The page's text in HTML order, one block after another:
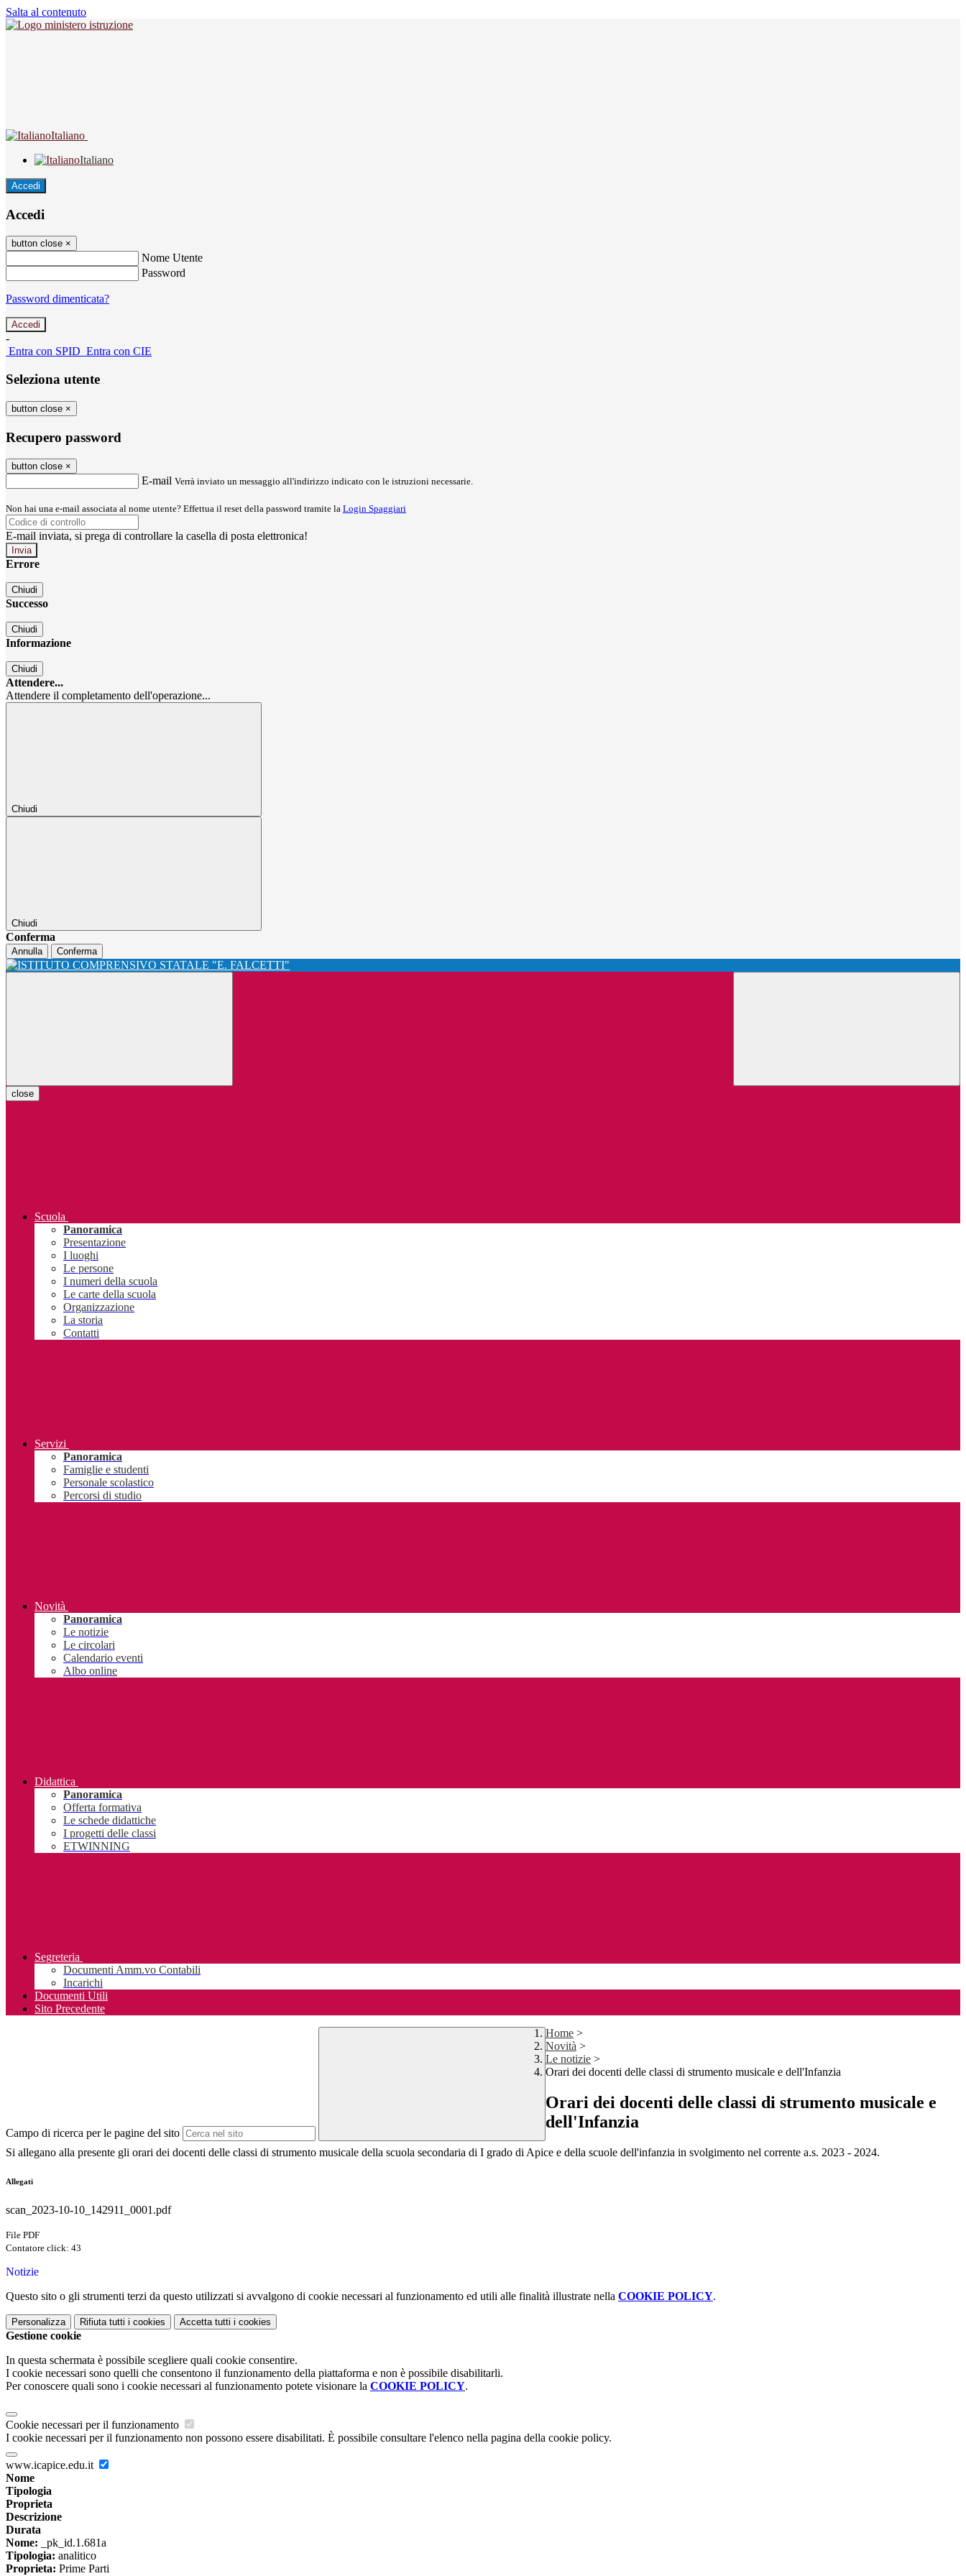
Salta al contenuto
Italiano
Italiano
Accedi
Accedi
button close ×
Nome Utente
Password
Password dimenticata?
-
Entra con SPID Entra con CIE
Seleziona utente
button close ×
Recupero password
button close ×
E-mail Verrà inviato un messaggio all'indirizzo indicato con le istruzioni necessarie.
Non hai una e-mail associata al nome utente? Effettua il reset della password tramite la Login Spaggiari
E-mail inviata, si prega di controllare la casella di posta elettronica!
Errore
Chiudi
Successo
Chiudi
Informazione
Chiudi
Attendere...
Attendere il completamento dell'operazione...
Chiudi
Chiudi
Conferma
Annulla Conferma
close
Scuola
Panoramica
Presentazione
I luoghi
Le persone
I numeri della scuola
Le carte della scuola
Organizzazione
La storia
Contatti
Servizi
Panoramica
Famiglie e studenti
Personale scolastico
Percorsi di studio
Novità
Panoramica
Le notizie
Le circolari
Calendario eventi
Albo online
Didattica
Panoramica
Offerta formativa
Le schede didattiche
I progetti delle classi
ETWINNING
Segreteria
Documenti Amm.vo Contabili
Incarichi
Documenti Utili
Sito Precedente
Campo di ricerca per le pagine del sito
Home >
Novità >
Le notizie >
Orari dei docenti delle classi di strumento musicale e dell'Infanzia
Orari dei docenti delle classi di strumento musicale e
dell'Infanzia
Si allegano alla presente gli orari dei docenti delle classi di strumento musicale della scuola secondaria di I grado di Apice e della scuole dell'infanzia in svolgimento nel corrente a.s. 2023 - 2024.
Allegati
scan_2023-10-10_142911_0001.pdf
File PDF
Contatore click: 43
Notizie
Questo sito o gli strumenti terzi da questo utilizzati si avvalgono di cookie necessari al funzionamento ed utili alle finalità illustrate nella COOKIE POLICY.
Personalizza Rifiuta tutti i cookies Accetta tutti i cookies
Gestione cookie
In questa schermata è possibile scegliere quali cookie consentire.
I cookie necessari sono quelli che consentono il funzionamento della piattaforma e non è possibile disabilitarli.
Per conoscere quali sono i cookie necessari al funzionamento potete visionare la COOKIE POLICY.
Cookie necessari per il funzionamento
I cookie necessari per il funzionamento non possono essere disabilitati. È possibile consultare l'elenco nella pagina della cookie policy.
www.icapice.edu.it
Nome
Tipologia
Proprieta
Descrizione
Durata
Nome: _pk_id.1.681a
Tipologia: analitico
Proprieta: Prime Parti